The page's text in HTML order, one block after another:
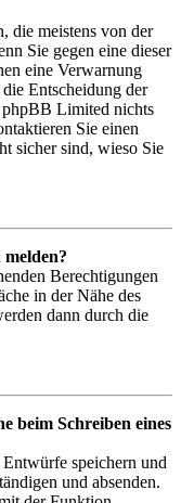
die meistens von der
Sie gegen eine dieser
eine Verwarnung
Entscheidung der
phpBB Limited nichts
Sie einen
sicher sind, wieso Sie
Berechtigungen
in der Nähe des
dann durch die
beim Schreiben eines
speichern und
und absenden.